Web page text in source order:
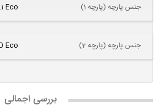
جنس پارچه (پارچه 1) Eco
جنس پارچه (پارچه 2) Eco
بررسی اجمالی